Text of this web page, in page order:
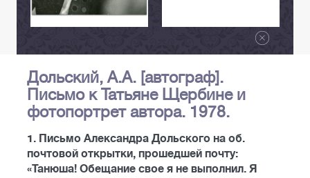
Дольский, А.А. [автограф].
Письмо к Татьяне Щербине и
фотопортрет автора. 1978.
1. Письмо Александра Дольского на об.
почтовой открытки, прошедшей почту:
«Танюша! Обещание свое я не выполнил. Я